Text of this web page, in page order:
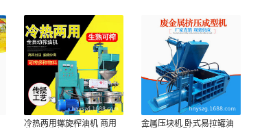
冷热两用螺旋榨油机 商用
菜籽花生榨油机 油坊大豆
金属压块机 卧式易拉罐油
漆桶压缩成型机 钢筋铁刨